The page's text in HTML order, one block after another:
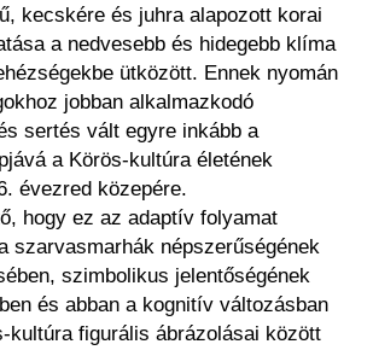
kecskére és juhra alapozott korai
a nedvesebb és hidegebb klíma
ütközött. Ennek nyomán
jobban alkalmazkodó
sertés vált egyre inkább a
a Körös-kultúra életének
évezred közepére.
hogy ez az adaptív folyamat
szarvasmarhák népszerűségének
szimbolikus jelentőségének
és abban a kognitív változásban
kultúra figurális ábrázolásai között